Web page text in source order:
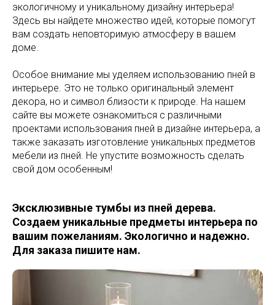
экологичному и уникальному дизайну интерьера!
Здесь вы найдете множество идей, которые помогут
вам создать неповторимую атмосферу в вашем
доме.
Особое внимание мы уделяем использованию пней в
интерьере. Это не только оригинальный элемент
декора, но и символ близости к природе. На нашем
сайте вы можете ознакомиться с различными
проектами использования пней в дизайне интерьера, а
также заказать изготовление уникальных предметов
мебели из пней. Не упустите возможность сделать
свой дом особенным!
Эксклюзивные тумбы из пней дерева.
Создаем уникальные предметы интерьера по
вашим пожеланиям. Экологично и надежно.
Для заказа пишите нам.